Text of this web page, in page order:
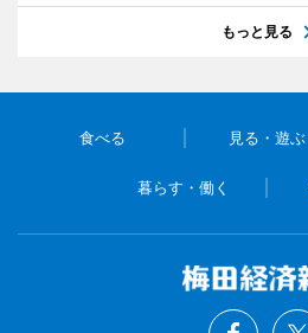
もっと見る
食べる 見る・遊ぶ
暮らす・働く